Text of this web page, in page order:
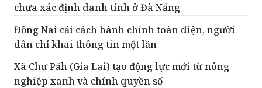
chưa xác định danh tính ở Đà Nẵng
Đồng Nai cải cách hành chính toàn diện, người
dân chỉ khai thông tin một lần
Xã Chư Păh (Gia Lai) tạo động lực mới từ nông
nghiệp xanh và chính quyền số